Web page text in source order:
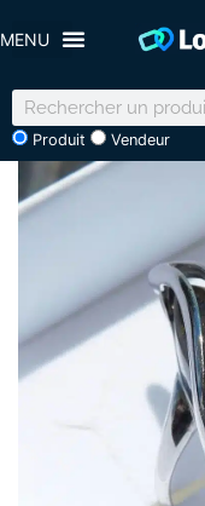
Produit Vendeur